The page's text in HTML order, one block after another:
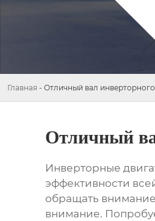
Главная - Отличный вал инверторного
Отличный
Инверторные
эффективности
обращать
внимание.